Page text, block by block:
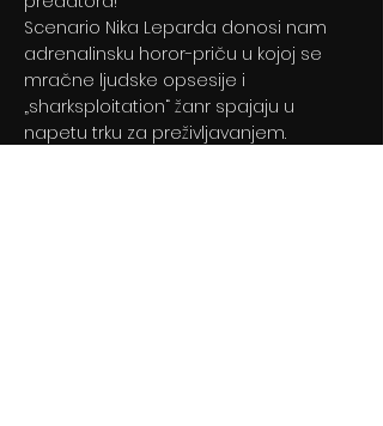
Scenario Nika Leparda donosi nam
adrenalinsku horor-priču u kojoj se
mračne ljudske opsesije i
„sharksploitation“ žanr spajaju u
napetu trku za preživljavanjem.